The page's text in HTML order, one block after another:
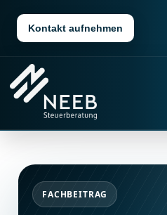
Kontakt aufnehmen
FACHBEITRAG